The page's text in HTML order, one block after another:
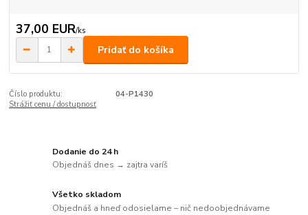
37,00 EUR/ks
Pridať do košíka
Číslo produktu:
04-P1430
Strážiť cenu / dostupnosť
Dodanie do 24 h
Objednáš dnes → zajtra varíš
Všetko skladom
Objednáš a hneď odosielame – nič nedoobjednávame